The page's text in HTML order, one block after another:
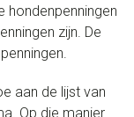
hondenpenningen
zijn. De
aan de lijst van
Op die manier